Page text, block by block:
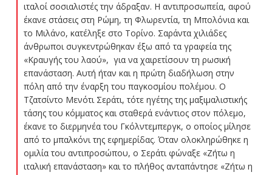
ιταλοί σοσιαλιστές την άδραξαν. Η αντιπροσωπεία, αφού
έκανε στάσεις στη Ρώμη, τη Φλωρεντία, τη Μπολόνια και
το Μιλάνο, κατέληξε στο Τορίνο. Σαράντα χιλιάδες
άνθρωποι συγκεντρώθηκαν έξω από τα γραφεία της
«Κραυγής του λαού», για να χαιρετίσουν τη ρωσική
επανάσταση. Αυτή ήταν και η πρώτη διαδήλωση στην
πόλη από την έναρξη του παγκοσμίου πολέμου. Ο
Τζατσίντο Μενότι Σεράτι, τότε ηγέτης της μαξιμαλιστικής
τάσης του κόμματος και σταθερά ενάντιος στον πόλεμο,
έκανε το διερμηνέα του Γκόλντεμπεργκ, ο οποίος μίλησε
από το μπαλκόνι της εφημερίδας. Όταν ολοκληρώθηκε η
ομιλία του αντιπροσώπου, ο Σεράτι φώναξε «Ζήτω η
ιταλική επανάσταση» και το πλήθος ανταπάντησε «Ζήτω η